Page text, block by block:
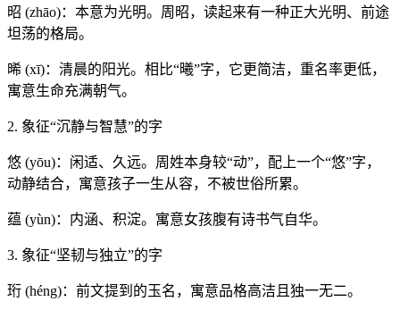
昭 (zhāo)：本意为光明。周昭，读起来有一种正大光明、前途
坦荡的格局。
晞 (xī)：清晨的阳光。相比“曦”字，它更简洁，重名率更低，
寓意生命充满朝气。
2. 象征“沉静与智慧”的字
悠 (yōu)：闲适、久远。周姓本身较“动”，配上一个“悠”字，
动静结合，寓意孩子一生从容，不被世俗所累。
蕴 (yùn)：内涵、积淀。寓意女孩腹有诗书气自华。
3. 象征“坚韧与独立”的字
珩 (héng)：前文提到的玉名，寓意品格高洁且独一无二。